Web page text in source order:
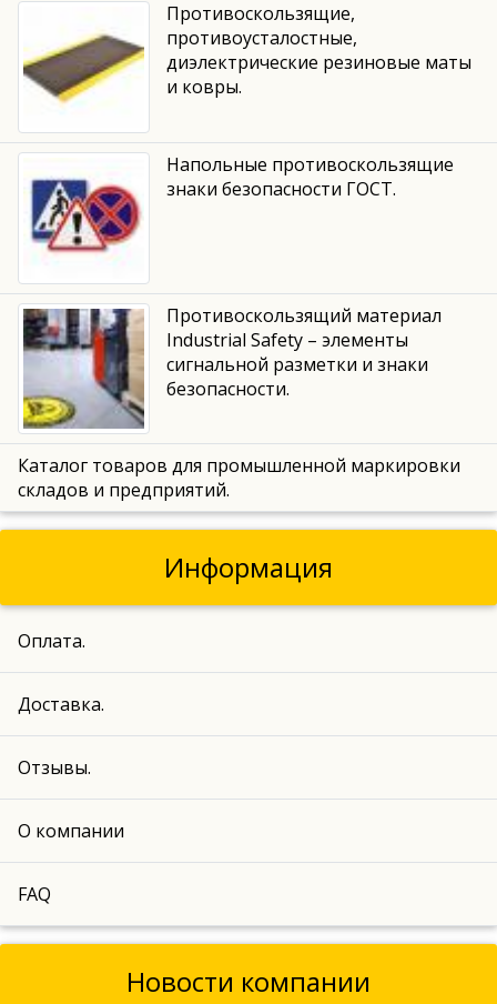
Противоскользящие,
противоусталостные,
диэлектрические резиновые маты
и ковры.
Напольные противоскользящие
знаки безопасности ГОСТ.
Противоскользящий материал
Industrial Safety – элементы
сигнальной разметки и знаки
безопасности.
Каталог товаров для промышленной маркировки
складов и предприятий.
Информация
Оплата.
Доставка.
Отзывы.
О компании
FAQ
Новости компании